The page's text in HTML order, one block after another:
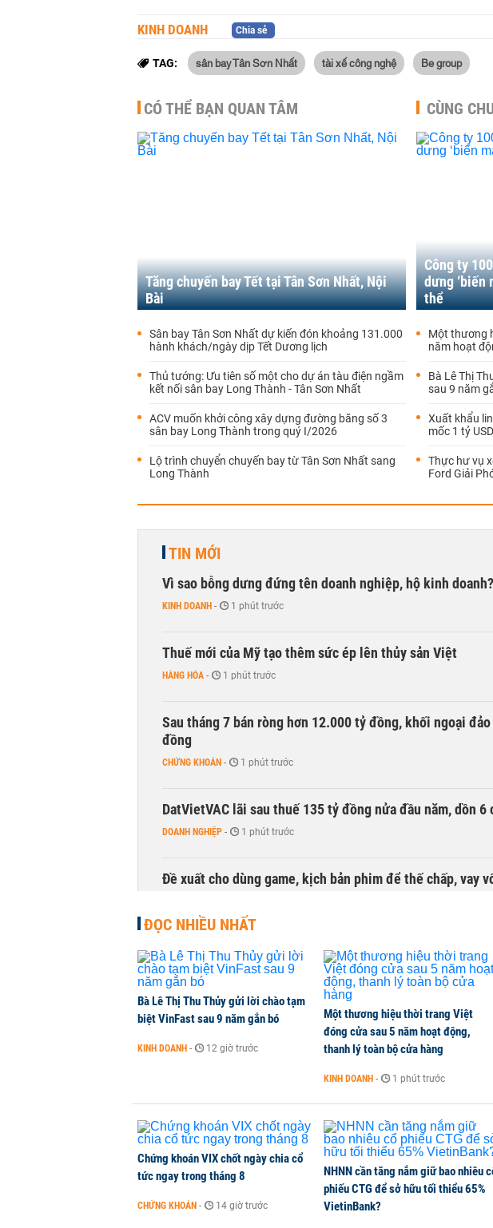
KINH DOANH Chia sẻ
TAG: sân bay Tân Sơn Nhất tài xế công nghệ Be group
CÓ THỂ BẠN QUAN TÂM
Tăng chuyến bay Tết tại Tân Sơn Nhất, Nội
Bài
Sân bay Tân Sơn Nhất dự kiến đón khoảng 131.000
hành khách/ngày dịp Tết Dương lịch
Thủ tướng: Ưu tiên số một cho dự án tàu điện ngầm
kết nối sân bay Long Thành - Tân Sơn Nhất
ACV muốn khởi công xây dựng đường băng số 3
sân bay Long Thành trong quý I/2026
Lộ trình chuyển chuyến bay từ Tân Sơn Nhất sang
Long Thành
CÙNG
Công ty
dưng ‘biến
thể
Một thương
năm hoạt
Bà Lê Thị
sau 9 năm
Xuất khẩu
mốc 1 tỷ USD
Thực hư vụ
Ford Giải
TIN MỚI
Vì sao bỗng dưng đứng tên doanh nghiệp, hộ kinh doanh?
KINH DOANH - 1 phút trước
Thuế mới của Mỹ tạo thêm sức ép lên thủy sản Việt
HÀNG HÓA - 1 phút trước
Sau tháng 7 bán ròng hơn 12.000 tỷ đồng, khối ngoại
đồng
CHỨNG KHOÁN - 1 phút trước
DatVietVAC lãi sau thuế 135 tỷ đồng nửa đầu năm, dồn 6
DOANH NGHIỆP - 1 phút trước
Đề xuất cho dùng game, kịch bản phim để thế chấp, vay
Chủ tịch HĐQT Khoáng sản Hưng Thịnh phải nộp lại hơn
DOANH NGHIỆP - 1 phút trước
Công ty 100 tỷ của Huấn Hoa Hồng bỗng dưng ‘biến
Dự án Sheraton Phú Quốc bị buộc chấm dứt hoạt động
ĐỌC NHIỀU NHẤT
Bà Lê Thị Thu Thủy gửi lời chào tạm
biệt VinFast sau 9 năm gắn bó
KINH DOANH - 12 giờ trước
Một thương hiệu thời trang Việt
đóng cửa sau 5 năm hoạt động,
thanh lý toàn bộ cửa hàng
KINH DOANH - 1 phút trước
Chứng khoán VIX chốt ngày chia cổ
tức ngay trong tháng 8
CHỨNG KHOÁN - 14 giờ trước
NHNN cần tăng nắm giữ bao nhiêu
phiếu CTG để sở hữu tối thiểu 65%
VietinBank?